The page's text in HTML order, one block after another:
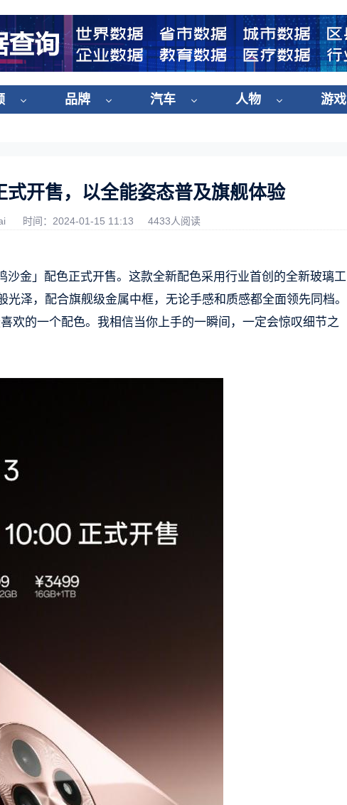
品牌 汽车 人物 游戏
开售，以全能姿态普及旗舰体验
时间：2024-01-15 11:13 4433人阅读
沙金」配色正式开售。这款全新配色采用行业首创的全新玻璃工
泽，配合旗舰级金属中框，无论手感和质感都全面领先同档。
欢的一个配色。我相信当你上手的一瞬间，一定会惊叹细节之